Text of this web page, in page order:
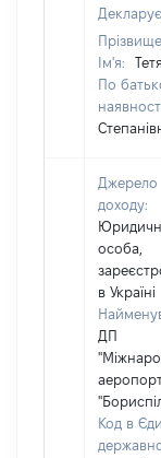
Ім'я:
По
Джерело
доходу:
особа,
в Україні
ДП
Код в